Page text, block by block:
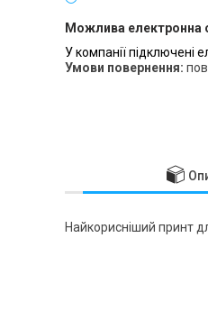
У компанії підключені
Найкорисніший принт